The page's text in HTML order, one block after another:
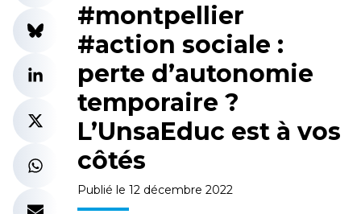
#montpellier
#action sociale :
perte d’autonomie
temporaire ?
L’UnsaEduc est à vos
côtés
Publié le 12 décembre 2022